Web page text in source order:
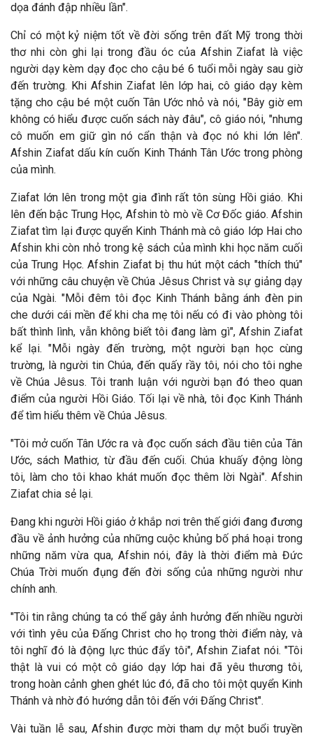
dọa đánh đập nhiều lần".
Chỉ có một kỷ niệm tốt về đời sống trên đất Mỹ trong thời
thơ nhi còn ghi lại trong đầu óc của Afshin Ziafat là việc
người dạy kèm dạy đọc cho cậu bé 6 tuổi mỗi ngày sau giờ
đến trường. Khi Afshin Ziafat lên lớp hai, cô giáo dạy kèm
tặng cho cậu bé một cuốn Tân Ước nhỏ và nói, "Bây giờ em
không có hiểu được cuốn sách này đâu", cô giáo nói, "nhưng
cô muốn em giữ gìn nó cẩn thận vàđọc nó khi lớn lên".
Afshin Ziafat dấu kín cuốn Kinh Thánh Tân Ước trong phòng
của mình.
Ziafat lớn lên trong một gia đình rất tôn sùng Hồi giáo. Khi
lên đến bậc Trung Học, Afshin tò mò về Cơ Đốc giáo. Afshin
Ziafat tìm lại được quyển Kinh Thánh mà cô giáo lớp Hai cho
Afshin khi còn nhỏ trong kệ sách của mình khi học năm cuối
của Trung Học. Afshin Ziafat bị thu hút một cách "thích thú"
với những câu chuyện về Chúa Jêsus Christ và sự giảng dạy
của Ngài. "Mỗiđêm tôiđọc Kinh Thánh bằng ánh đèn pin
che dưới cái mền để khi cha mẹ tôi nếu có đi vào phòng tôi
bất thình lình, vẫn không biết tôiđang làm gì", Afshin Ziafat
kể lại. "Mỗi ngàyđến trường, một người bạn học cùng
trường, là người tin Chúa, đến quấy rầy tôi, nói cho tôi nghe
về Chúa Jêsus. Tôi tranh luận với người bạn đó theo quan
điểm của người Hồi Giáo. Tối lại về nhà, tôi đọc Kinh Thánh
để tìm hiểu thêm về Chúa Jêsus.
"Tôi mở cuốn Tân Ước ra và đọc cuốn sách đầu tiên của Tân
Ước, sách Mathiơ, từ đầu đến cuối. Chúa khuấy động lòng
tôi, làm cho tôi khao khát muốnđọc thêm lời Ngài". Afshin
Ziafat chia sẻ lại.
Đang khi người Hồi giáo ở khắp nơi trên thế giới đang đương
đầu về ảnh hưởng của những cuộc khủng bố phá hoại trong
những năm vừa qua, Afshin nói, đây là thời điểm màĐức
Chúa Trời muốn đụng đến đời sống của những người như
chính anh.
"Tôi tin rằng chúng ta có thể gây ảnh hưởng đến nhiều người
với tình yêu của Đấng Christ cho họ trong thời điểm này, và
tôi nghĩ đó làđộng lực thúc đẩy tôi", Afshin Ziafat nói. "Tôi
thật là vui có một cô giáo dạy lớp hai đã yêu thương tôi,
trong hoàn cảnh ghen ghét lúc đó, đã cho tôi một quyển Kinh
Thánh và nhờđó hướng dẫn tôi đến với Đấng Christ".
Vài tuần lễ sau, Afshin được mời tham dự một buổi truyền